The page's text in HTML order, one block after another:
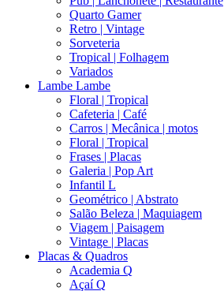
Quarto Gamer
Retro | Vintage
Sorveteria
Tropical | Folhagem
Variados
Lambe Lambe
Floral | Tropical
Cafeteria | Café
Carros | Mecânica | motos
Floral | Tropical
Frases | Placas
Galeria | Pop Art
Infantil L
Geométrico | Abstrato
Salão Beleza | Maquiagem
Viagem | Paisagem
Vintage | Placas
Placas & Quadros
Academia Q
Açaí Q